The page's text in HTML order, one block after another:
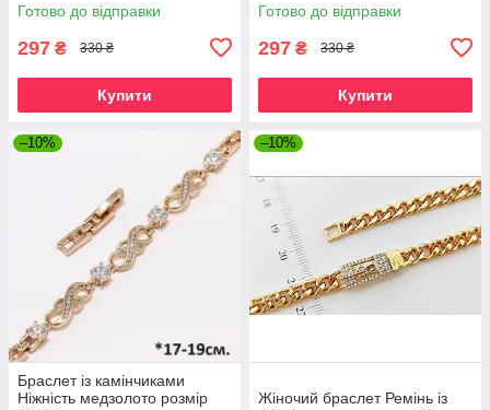
Готово до відправки
297 ₴ 330 ₴
Купити
Готово до відправки
297 ₴ 330 ₴
Купити
–10%
Браслет із камінчиками
Ніжність медзолото розмір
–10%
Жіночий браслет Ремінь із